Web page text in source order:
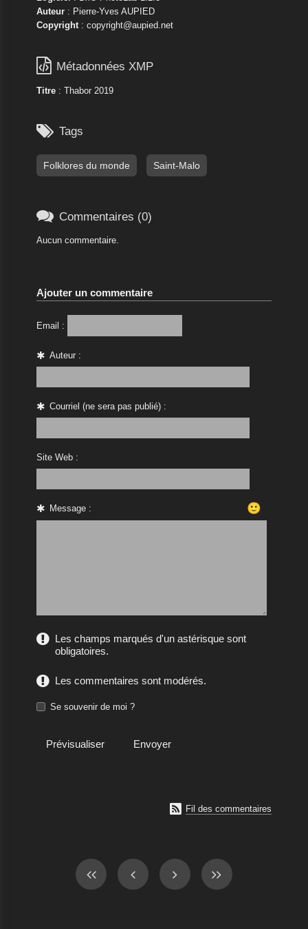
Auteur: Pierre-Yves AUPIED
Copyright: copyright@aupied.net
 Métadonnées XMP
Titre: Thabor 2019
 Tags
Folklores du monde Saint-Malo
 Commentaires (0)
Aucun commentaire.
Ajouter un commentaire
Email :
Auteur :
Courriel (ne sera pas publié) :
Site Web :
Message : 🙂
Les champs marqués d'un astérisque sont
obligatoires.
Les commentaires sont modérés.
Se souvenir de moi ?
 Fil des commentaires